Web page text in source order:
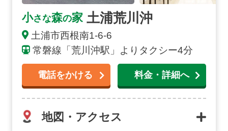
小さな森の家 土浦荒川沖
土浦市西根南1-6-6
常磐線「荒川沖駅」よりタクシー4分
電話をかける 料金・詳細へ
地図・アクセス